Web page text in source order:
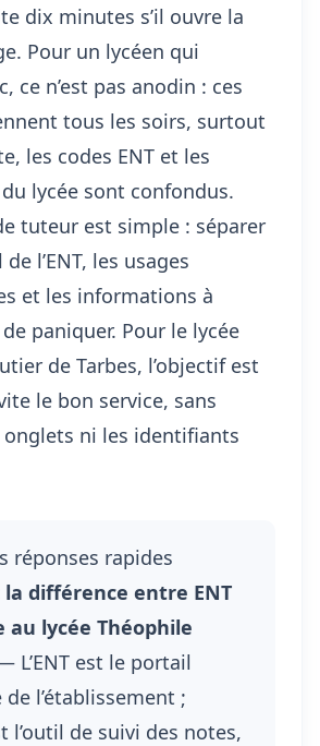
dix minutes s’il ouvre la
Pour un lycéen qui
ce n’est pas anodin : ces
tous les soirs, surtout
les codes ENT et les
lycée sont confondus.
tuteur est simple : séparer
l’ENT, les usages
et les informations à
paniquer. Pour le lycée
de Tarbes, l’objectif est
le bon service, sans
ni les identifiants
réponses rapides
différence entre ENT
au lycée Théophile
L’ENT est le portail
l’établissement ;
l’outil de suivi des notes,